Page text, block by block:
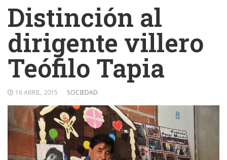
Distinción al
dirigente villero
Teófilo Tapia
16 ABRIL, 2015 SOCIEDAD